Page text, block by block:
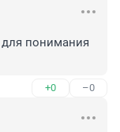
для понимания
+0 –0